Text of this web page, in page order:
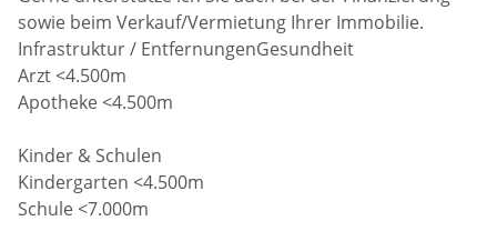
sowie beim Verkauf/Vermietung Ihrer Immobilie.
Infrastruktur / EntfernungenGesundheit
Arzt <4.500m
Apotheke <4.500m
Kinder & Schulen
Kindergarten <4.500m
Schule <7.000m